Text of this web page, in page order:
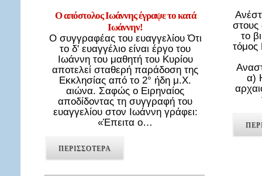
Ο απόστολος Ιωάννης έγραψε το κατά
Ιωάννην!
Ο συγγραφέας του ευαγγελίου Ότι
το δ' ευαγγέλιο είναι έργο του
Ιωάννη του μαθητή του Κυρίου
αποτελεί σταθερή παράδοση της
Εκκλησίας από το 2° ήδη μ.Χ.
αιώνα. Σαφώς ο Ειρηναίος
αποδίδοντας τη συγγραφή του
ευαγγελίου στον Ιωάννη γράφει:
«Έπειτα ο…
ΠΕΡΙΣΣΟΤΕΡΑ
στους
το
α)